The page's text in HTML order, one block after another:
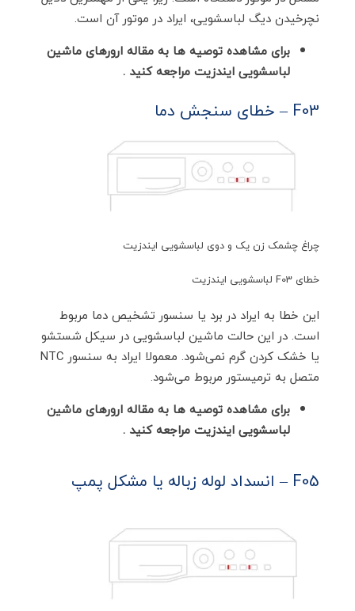
نچرخیدن دیگ لباسشویی، ایراد در موتور آن است.
برای مشاهده توصیه ها به مقاله ارورهای ماشین
لباسشویی ایندزیت مراجعه کنید .
F03 – خطای سنجش دما
چراغ چشمک زن یک و دوی لباسشویی ایندزیت
خطای F03 لباسشویی ایندزیت
این خطا به ایراد در برد یا سنسور تشخیص دما مربوط
است. در این حالت ماشین لباسشویی در سیکل شستشو
یا خشک کردن گرم نمی‌شود. معمولا ایراد به سنسور NTC
متصل به ترمیستور مربوط می‌شود.
برای مشاهده توصیه ها به مقاله ارورهای ماشین
لباسشویی ایندزیت مراجعه کنید .
F05 – انسداد لوله زباله یا مشکل پمپ